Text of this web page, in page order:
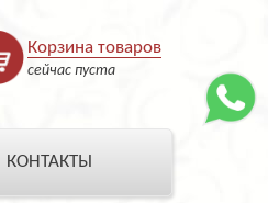
Корзина товаров
сейчас пуста
КОНТАКТЫ